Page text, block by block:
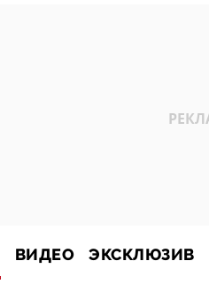
ВИДЕО ЭКСКЛЮЗИВ